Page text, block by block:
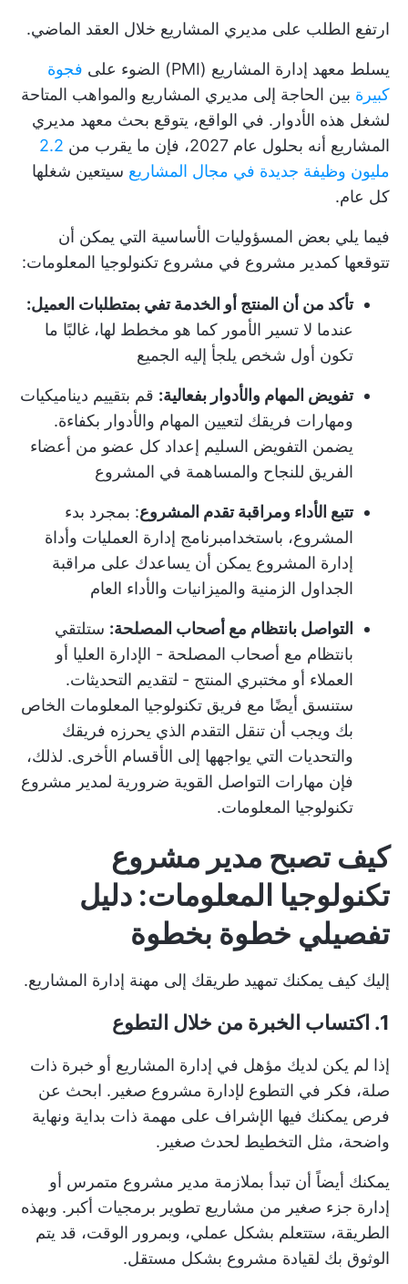
ارتفع الطلب على مديري المشاريع خلال العقد الماضي.
يسلط معهد إدارة المشاريع (PMI) الضوء على
فجوة
كبيرة بين الحاجة إلى مديري المشاريع والمواهب المتاحة
لشغل هذه الأدوار. في الواقع، يتوقع بحث معهد مديري
المشاريع أنه بحلول عام 2027، فإن ما يقرب من
2.2
مليون وظيفة جديدة في مجال المشاريع سيتعين شغلها
كل عام.
فيما يلي بعض المسؤوليات الأساسية التي يمكن أن
تتوقعها كمدير مشروع في مشروع تكنولوجيا المعلومات:
تأكد من أن المنتج أو الخدمة تفي بمتطلبات العميل:
عندما لا تسير الأمور كما هو مخطط لها، غالبًا ما
تكون أول شخص يلجأ إليه الجميع
تفويض المهام والأدوار بفعالية: قم بتقييم ديناميكيات
ومهارات فريقك لتعيين المهام والأدوار بكفاءة.
يضمن التفويض السليم إعداد كل عضو من أعضاء
الفريق للنجاح والمساهمة في المشروع
تتبع الأداء ومراقبة تقدم المشروع: بمجرد بدء
المشروع، باستخدامبرنامج إدارة العمليات وأداة
إدارة المشروع يمكن أن يساعدك على مراقبة
الجداول الزمنية والميزانيات والأداء العام
التواصل بانتظام مع أصحاب المصلحة: ستلتقي
بانتظام مع أصحاب المصلحة - الإدارة العليا أو
العملاء أو مختبري المنتج - لتقديم التحديثات.
ستنسق أيضًا مع فريق تكنولوجيا المعلومات الخاص
بك ويجب أن تنقل التقدم الذي يحرزه فريقك
والتحديات التي يواجهها إلى الأقسام الأخرى. لذلك،
فإن مهارات التواصل القوية ضرورية لمدير مشروع
تكنولوجيا المعلومات.
كيف تصبح مدير مشروع
تكنولوجيا المعلومات: دليل
تفصيلي خطوة بخطوة
إليك كيف يمكنك تمهيد طريقك إلى مهنة إدارة المشاريع.
1. اكتساب الخبرة من خلال التطوع
إذا لم يكن لديك مؤهل في إدارة المشاريع أو خبرة ذات
صلة، فكر في التطوع لإدارة مشروع صغير. ابحث عن
فرص يمكنك فيها الإشراف على مهمة ذات بداية ونهاية
واضحة، مثل التخطيط لحدث صغير.
يمكنك أيضاً أن تبدأ بملازمة مدير مشروع متمرس أو
إدارة جزء صغير من مشاريع تطوير برمجيات أكبر. وبهذه
الطريقة، ستتعلم بشكل عملي، وبمرور الوقت، قد يتم
الوثوق بك لقيادة مشروع بشكل مستقل.